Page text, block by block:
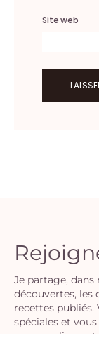
Site web
Je partage,
découvertes, les
recettes publiés.
spéciales et